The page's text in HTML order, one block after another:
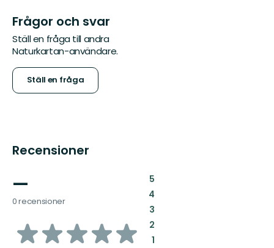
Frågor och svar
Ställ en fråga till andra
Naturkartan-användare.
Ställ en fråga
Recensioner
—
0 recensioner
av
5:
4:
3:
2:
1: